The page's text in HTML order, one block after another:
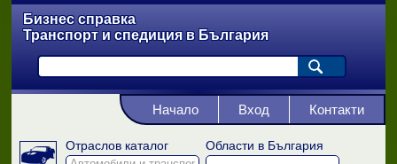
Бизнес справка
Транспорт и спедиция в България
Отраслов каталог Области в България
Начало Вход Контакти